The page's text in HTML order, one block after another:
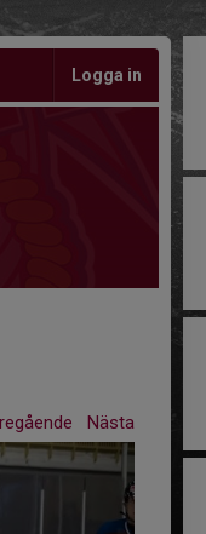
Logga in
Nästa